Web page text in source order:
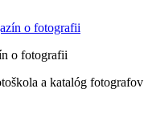
o fotografii
a katalóg fotografov